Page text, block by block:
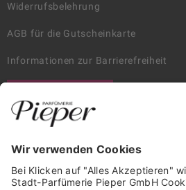
Widerrufsbelehrung
AGB für die Gutscheinkarte
Informationen zur Barrierefreiheit